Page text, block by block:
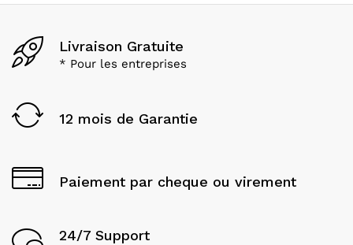
Livraison Gratuite
* Pour les entreprises
12 mois de Garantie
Paiement par cheque ou virement
24/7 Support